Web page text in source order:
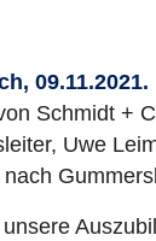
09.11.2021.
Schmidt +
Uwe